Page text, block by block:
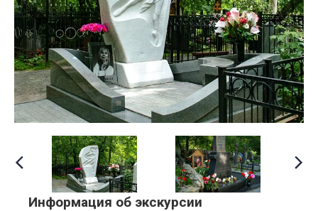
Информация об экскурсии